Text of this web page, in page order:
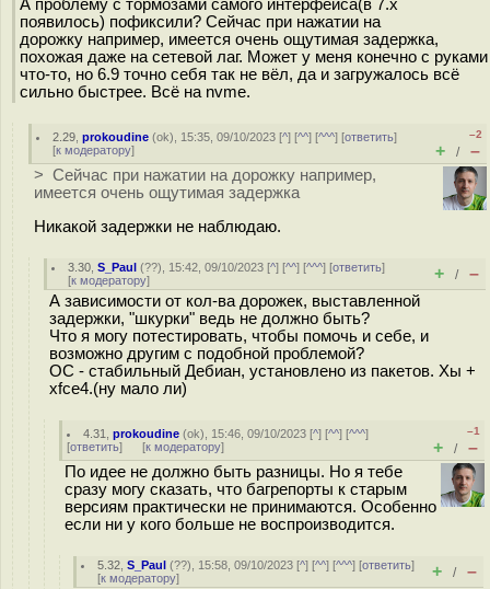
А проблему с тормозами самого интерфейса(в 7.х
появилось) пофиксили? Сейчас при нажатии на
дорожку например, имеется очень ощутимая задержка,
похожая даже на сетевой лаг. Может у меня конечно с руками
что-то, но 6.9 точно себя так не вёл, да и загружалось всё
сильно быстрее. Всё на nvme.
2.29 ,prokoudine (ok), 15:35, 09/10/2023 [^] [^^] [^^^] [ответить]
[к модератору]
–2
+ / –
> Сейчас при нажатии на дорожку например,
имеется очень ощутимая задержка
Никакой задержки не наблюдаю.
3.30 ,S_Paul (??), 15:42, 09/10/2023 [^] [^^] [^^^] [ответить]
[к модератору] + / –
А зависимости от кол-ва дорожек, выставленной
задержки, "шкурки" ведь не должно быть?
Что я могу потестировать, чтобы помочь и себе, и
возможно другим с подобной проблемой?
ОС - стабильный Дебиан, установлено из пакетов. Хы +
xfce4.(ну мало ли)
4.31 ,prokoudine (ok), 15:46, 09/10/2023 [^] [^^] [^^^]
[ответить] [к модератору]
–1
+ / –
По идее не должно быть разницы. Но я тебе
сразу могу сказать, что багрепорты к старым
версиям практически не принимаются. Особенно
если ни у кого больше не воспроизводится.
5.32 ,S_Paul (??), 15:58, 09/10/2023 [^] [^^] [^^^] [ответить]
[к модератору] + / –